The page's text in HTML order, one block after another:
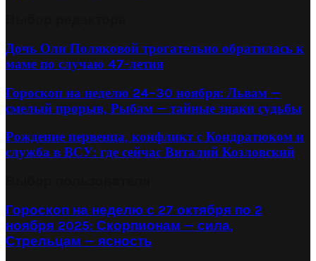
Дочь Оли Поляковой трогательно обратилась к
маме по случаю 47-летия
Гороскоп на неделю 24–30 ноября: Львам —
смелый прорыв, Рыбам — тайные знаки судьбы
Рождение первенца, конфликт с Кондратюком и
служба в ВСУ: где сейчас Виталий Козловский
Гороскоп на неделю с 27 октября по 2
ноября 2025: Скорпионам — сила,
Стрельцам — ясность